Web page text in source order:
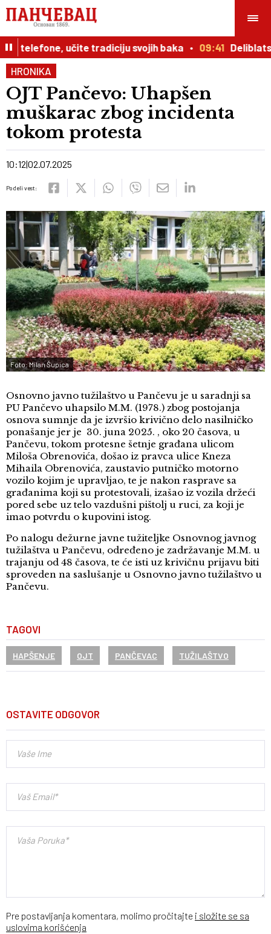
telefone, učite tradiciju svojih baka 09:41
HRONIKA
OJT Pančevo: Uhapšen
muškarac zbog incidenta
tokom protesta
10:12 02.07.2025
Podeli vest:
Foto: Milan Šupica
Osnovno javno tužilaštvo u Pančevu je u saradnji sa
PU Pančevo uhapsilo M.M. (1978.) zbog postojanja
osnova sumnje da je izvršio krivično delo nasilničko
ponašanje jer je 30. juna 2025. , oko 20 časova, u
Pančevu, tokom protesne šetnje građana ulicom
Miloša Obrenovića, došao iz pravca ulice Kneza
Mihaila Obrenovića, zaustavio putničko motorno
vozilo kojim je upravljao, te je nakon rasprave sa
građanima koji su protestovali, izašao iz vozila držeći
pored sebe uz telo vazdušni pištolj u ruci, za koji je
imao potvrdu o kupovini istog.
Po nalogu dežurne javne tužiteljke Osnovnog javnog
tužilaštva u Pančevu, određeno je zadržavanje M.M. u
trajanju od 48 časova, te će isti uz krivičnu prijavu biti
sproveden na saslušanje u Osnovno javno tužilaštvo u
Pančevu.
TAGOVI
HAPŠENJE OJT PANČEVAC TUŽILAŠTVO
OSTAVITE ODGOVOR
Pre postavljanja komentara, molimo pročitajte i složite se sa
uslovima korišćenja